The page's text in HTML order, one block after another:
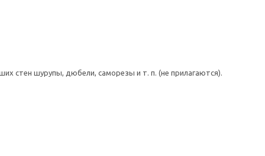
стен шурупы, дюбели, саморезы и т. п. (не прилагаются).